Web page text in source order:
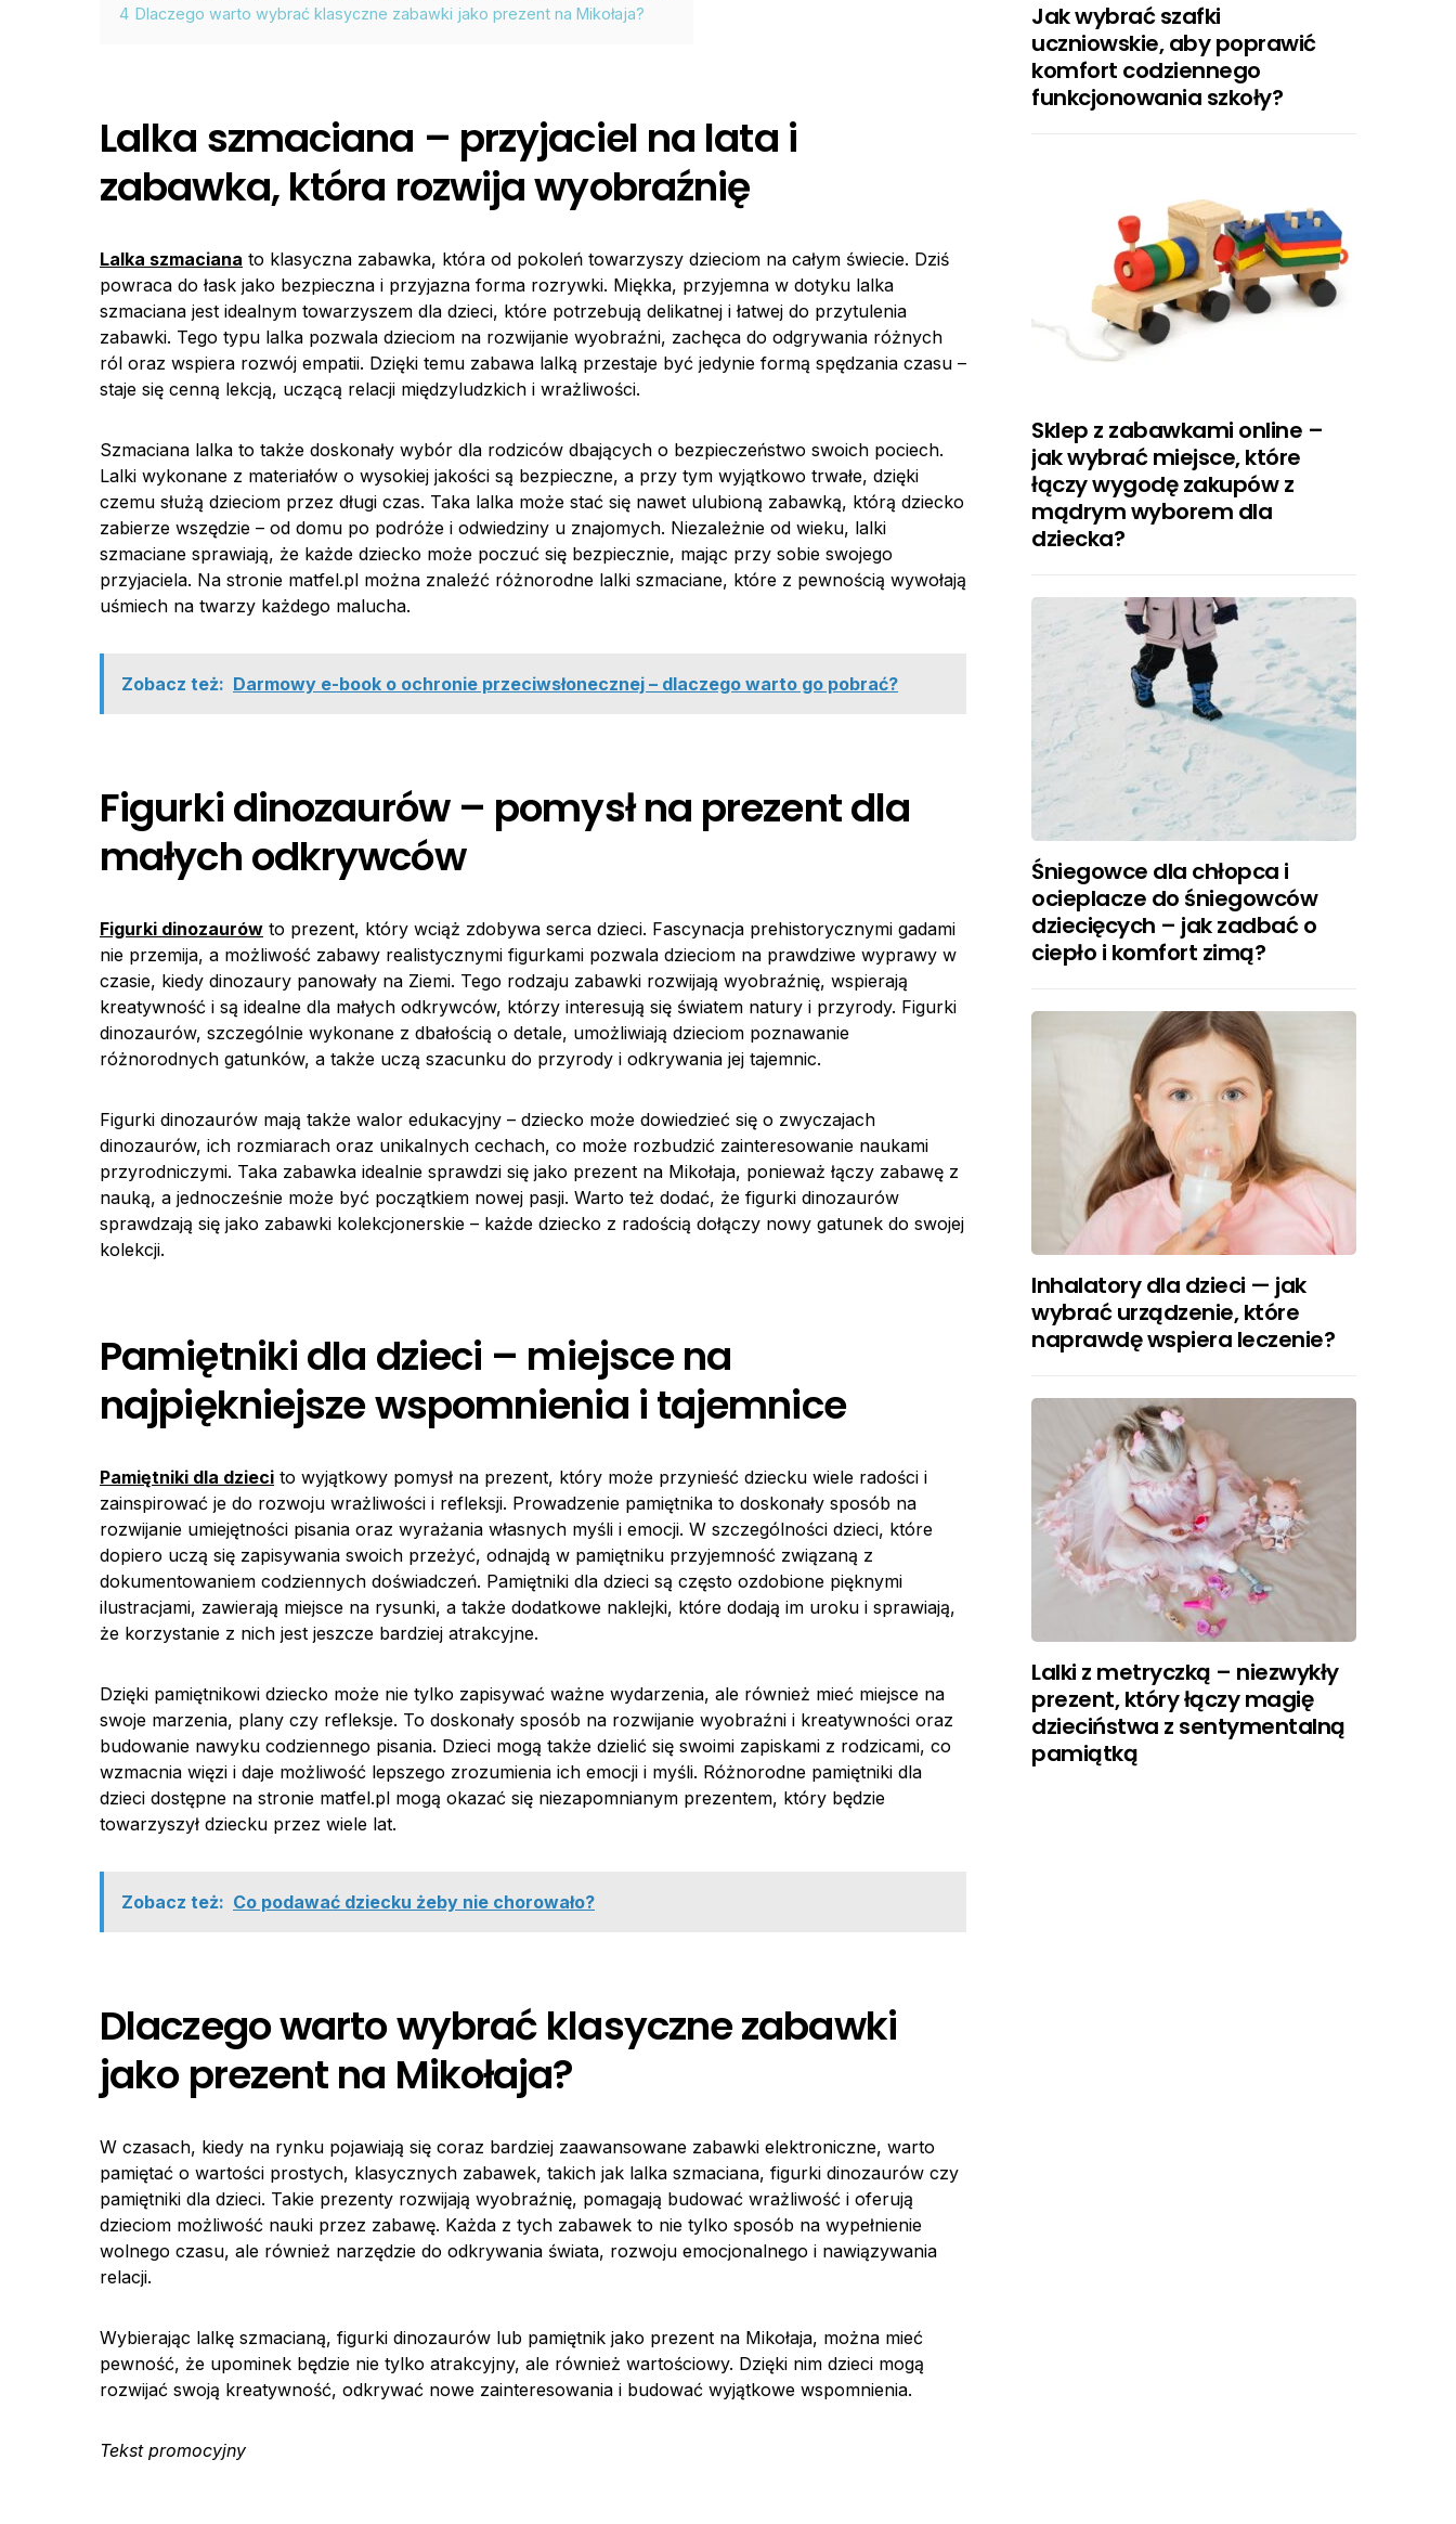
4 Dlaczego warto wybrać klasyczne zabawki jako prezent na Mikołaja?
Lalka szmaciana – przyjaciel na lata i
zabawka, która rozwija wyobraźnię
Lalka szmaciana to klasyczna zabawka, która od pokoleń towarzyszy dzieciom na całym świecie. Dziś
powraca do łask jako bezpieczna i przyjazna forma rozrywki. Miękka, przyjemna w dotyku lalka
szmaciana jest idealnym towarzyszem dla dzieci, które potrzebują delikatnej i łatwej do przytulenia
zabawki. Tego typu lalka pozwala dzieciom na rozwijanie wyobraźni, zachęca do odgrywania różnych
ról oraz wspiera rozwój empatii. Dzięki temu zabawa lalką przestaje być jedynie formą spędzania czasu –
staje się cenną lekcją, uczącą relacji międzyludzkich i wrażliwości.
Szmaciana lalka to także doskonały wybór dla rodziców dbających o bezpieczeństwo swoich pociech.
Lalki wykonane z materiałów o wysokiej jakości są bezpieczne, a przy tym wyjątkowo trwałe, dzięki
czemu służą dzieciom przez długi czas. Taka lalka może stać się nawet ulubioną zabawką, którą dziecko
zabierze wszędzie – od domu po podróże i odwiedziny u znajomych. Niezależnie od wieku, lalki
szmaciane sprawiają, że każde dziecko może poczuć się bezpiecznie, mając przy sobie swojego
przyjaciela. Na stronie matfel.pl można znaleźć różnorodne lalki szmaciane, które z pewnością wywołają
uśmiech na twarzy każdego malucha.
Zobacz też: Darmowy e-book o ochronie przeciwsłonecznej – dlaczego warto go pobrać?
Figurki dinozaurów – pomysł na prezent dla
małych odkrywców
Figurki dinozaurów to prezent, który wciąż zdobywa serca dzieci. Fascynacja prehistorycznymi gadami
nie przemija, a możliwość zabawy realistycznymi figurkami pozwala dzieciom na prawdziwe wyprawy w
czasie, kiedy dinozaury panowały na Ziemi. Tego rodzaju zabawki rozwijają wyobraźnię, wspierają
kreatywność i są idealne dla małych odkrywców, którzy interesują się światem natury i przyrody. Figurki
dinozaurów, szczególnie wykonane z dbałością o detale, umożliwiają dzieciom poznawanie
różnorodnych gatunków, a także uczą szacunku do przyrody i odkrywania jej tajemnic.
Figurki dinozaurów mają także walor edukacyjny – dziecko może dowiedzieć się o zwyczajach
dinozaurów, ich rozmiarach oraz unikalnych cechach, co może rozbudzić zainteresowanie naukami
przyrodniczymi. Taka zabawka idealnie sprawdzi się jako prezent na Mikołaja, ponieważ łączy zabawę z
nauką, a jednocześnie może być początkiem nowej pasji. Warto też dodać, że figurki dinozaurów
sprawdzają się jako zabawki kolekcjonerskie – każde dziecko z radością dołączy nowy gatunek do swojej
kolekcji.
Pamiętniki dla dzieci – miejsce na
najpiękniejsze wspomnienia i tajemnice
Pamiętniki dla dzieci to wyjątkowy pomysł na prezent, który może przynieść dziecku wiele radości i
zainspirować je do rozwoju wrażliwości i refleksji. Prowadzenie pamiętnika to doskonały sposób na
rozwijanie umiejętności pisania oraz wyrażania własnych myśli i emocji. W szczególności dzieci, które
dopiero uczą się zapisywania swoich przeżyć, odnajdą w pamiętniku przyjemność związaną z
dokumentowaniem codziennych doświadczeń. Pamiętniki dla dzieci są często ozdobione pięknymi
ilustracjami, zawierają miejsce na rysunki, a także dodatkowe naklejki, które dodają im uroku i sprawiają,
że korzystanie z nich jest jeszcze bardziej atrakcyjne.
Dzięki pamiętnikowi dziecko może nie tylko zapisywać ważne wydarzenia, ale również mieć miejsce na
swoje marzenia, plany czy refleksje. To doskonały sposób na rozwijanie wyobraźni i kreatywności oraz
budowanie nawyku codziennego pisania. Dzieci mogą także dzielić się swoimi zapiskami z rodzicami, co
wzmacnia więzi i daje możliwość lepszego zrozumienia ich emocji i myśli. Różnorodne pamiętniki dla
dzieci dostępne na stronie matfel.pl mogą okazać się niezapomnianym prezentem, który będzie
towarzyszył dziecku przez wiele lat.
Zobacz też: Co podawać dziecku żeby nie chorowało?
Dlaczego warto wybrać klasyczne zabawki
jako prezent na Mikołaja?
W czasach, kiedy na rynku pojawiają się coraz bardziej zaawansowane zabawki elektroniczne, warto
pamiętać o wartości prostych, klasycznych zabawek, takich jak lalka szmaciana, figurki dinozaurów czy
pamiętniki dla dzieci. Takie prezenty rozwijają wyobraźnię, pomagają budować wrażliwość i oferują
dzieciom możliwość nauki przez zabawę. Każda z tych zabawek to nie tylko sposób na wypełnienie
wolnego czasu, ale również narzędzie do odkrywania świata, rozwoju emocjonalnego i nawiązywania
relacji.
Wybierając lalkę szmacianą, figurki dinozaurów lub pamiętnik jako prezent na Mikołaja, można mieć
pewność, że upominek będzie nie tylko atrakcyjny, ale również wartościowy. Dzięki nim dzieci mogą
rozwijać swoją kreatywność, odkrywać nowe zainteresowania i budować wyjątkowe wspomnienia.
Tekst promocyjny
Jak wybrać szafki
uczniowskie, aby poprawić
komfort codziennego
funkcjonowania szkoły?
Sklep z zabawkami online –
jak wybrać miejsce, które
łączy wygodę zakupów z
mądrym wyborem dla
dziecka?
Śniegowce dla chłopca i
ocieplacze do śniegowców
dziecięcych – jak zadbać o
ciepło i komfort zimą?
Inhalatory dla dzieci — jak
wybrać urządzenie, które
naprawdę wspiera leczenie?
Lalki z metryczką – niezwykły
prezent, który łączy magię
dzieciństwa z sentymentalną
pamiątką